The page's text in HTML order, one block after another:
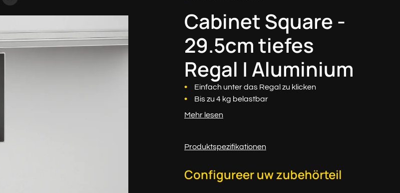
Cabinet Square -
29.5cm tiefes
Regal | Aluminium
Einfach unter das Regal zu klicken
Bis zu 4 kg belastbar
Mehr lesen
Produktspezifikationen
Configureer uw zubehörteil